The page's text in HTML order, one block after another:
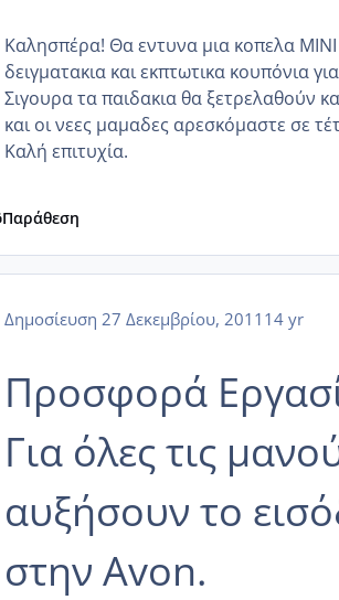
Καλησπέρα! Θα εντυνα μια κοπελα
δειγματακια και εκπτωτικα κουπόνια
Σιγουρα τα παιδακια θα ξετρελαθούν
και οι νεες μαμαδες αρεσκόμαστε σε
Καλή επιτυχία.
Παράθεση
Δημοσίευση 27 Δεκεμβρίου, 2011 14 yr
Προσφορά
Για όλες τις
αυξήσουν το
στην Avon.